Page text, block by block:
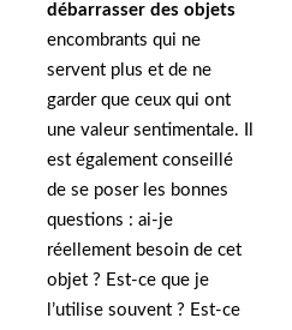
débarrasser des objets
encombrants qui ne
servent plus et de ne
garder que ceux qui ont
une valeur sentimentale. Il
est également conseillé
de se poser les bonnes
questions : ai-je
réellement besoin de cet
objet ? Est-ce que je
l’utilise souvent ? Est-ce